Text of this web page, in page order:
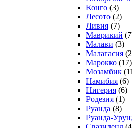
Конго (3)
Лесото (2)
Ливия (7)
Маврикий
Малави (3)
Малагасия
Марокко (17)
Мозамбик
Намибия (6)
Нигерия (6)
Родезия (1)
Руанда (8)
Руанда-